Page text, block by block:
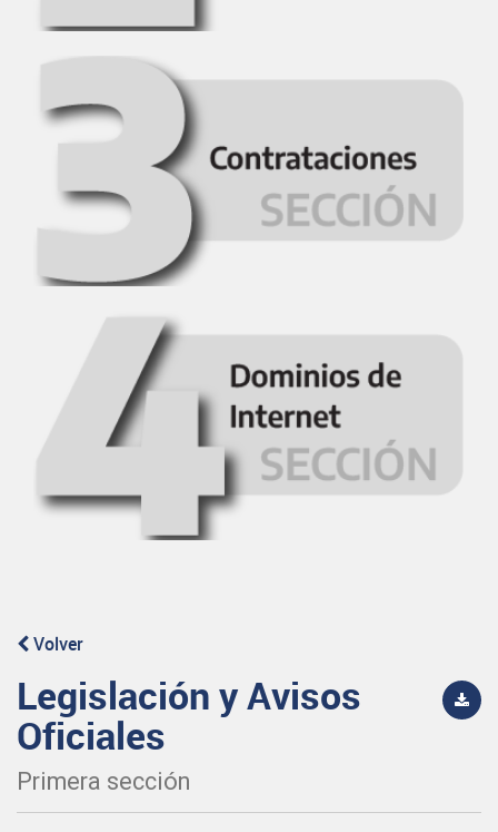
Volver
Legislación y Avisos
Oficiales
Primera sección